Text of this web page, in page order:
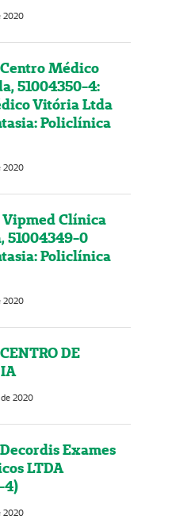
2020
Médico
51004350-4:
Vitória Ltda
Policlínica
2020
Vipmed Clínica
51004349-0
Policlínica
2020
DE
2020
Exames
LTDA
4)
2020